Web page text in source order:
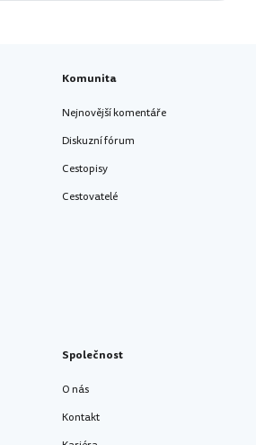
Komunita
Nejnovější komentáře
Diskuzní fórum
Cestopisy
Cestovatelé
Společnost
O nás
Kontakt